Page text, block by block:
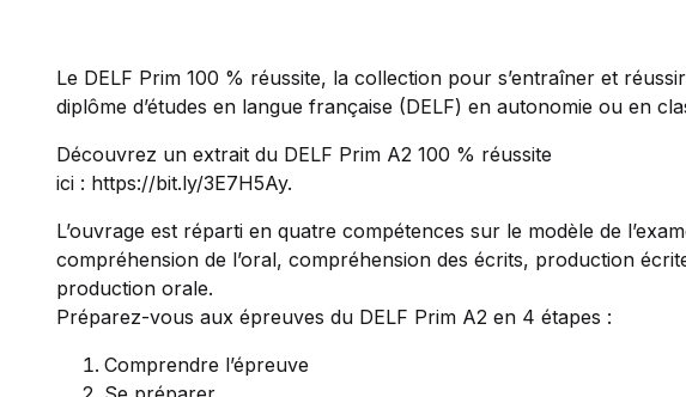
Le DELF Prim 100 % réussite, la collection pour s’entraîner et
diplôme d’études en langue française (DELF) en autonomie ou en
Découvrez un extrait du DELF Prim A2 100 % réussite
ici : https://bit.ly/3E7H5Ay.
L’ouvrage est réparti en quatre compétences sur le modèle de
compréhension de l’oral, compréhension des écrits, production
production orale.
Préparez-vous aux épreuves du DELF Prim A2 en 4 étapes :
Comprendre l’épreuve